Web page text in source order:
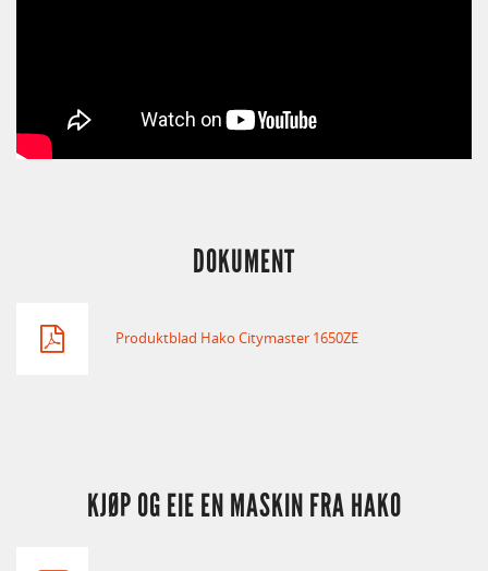
DOKUMENT
Produktblad Hako Citymaster 1650ZE
KJØP OG EIE EN MASKIN FRA HAKO